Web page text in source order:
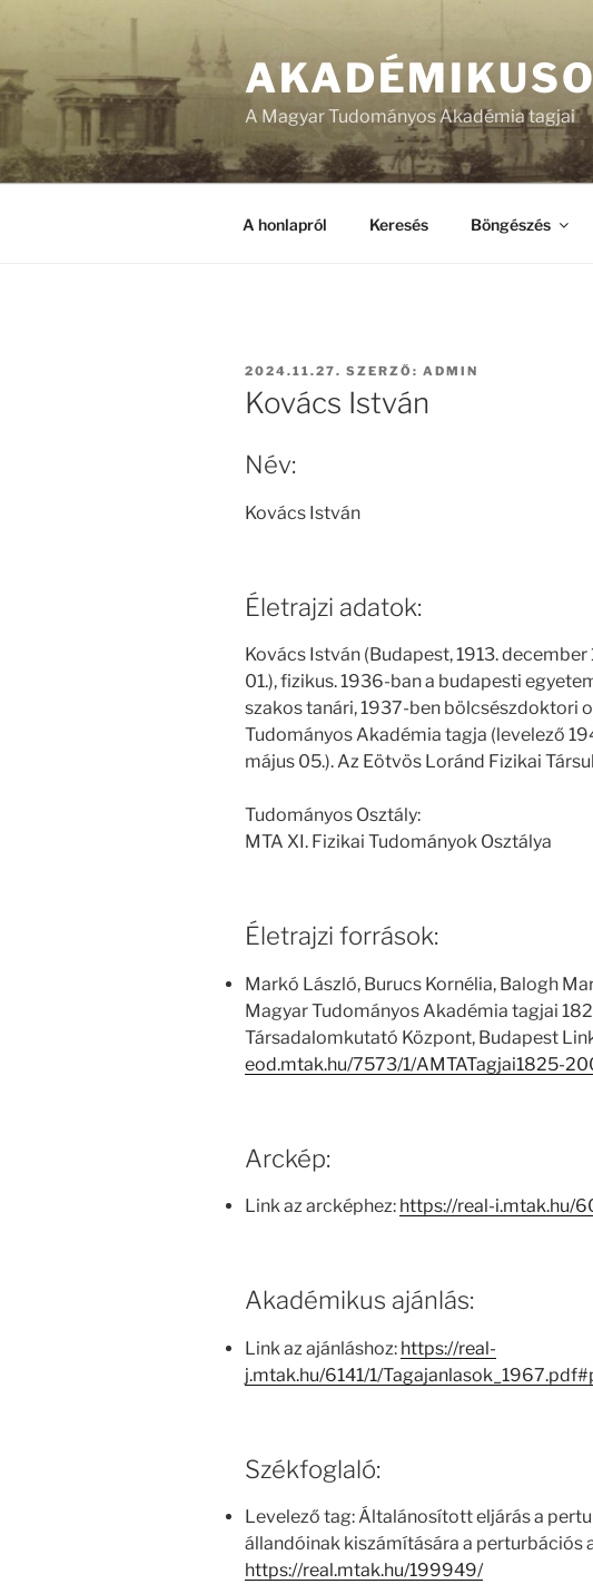
A Magyar Tudományos Akadémia tagjai
A honlapról Keresés Böngészés
BEKÜLDVE:
2024.11.27. SZERZŐ: ADMIN
Kovács István
Név:
Kovács István
Életrajzi adatok:
Kovács István (Budapest, 1913.
01.), fizikus. 1936-ban a budapesti
szakos tanári, 1937-ben bölcsészdoktori
Tudományos Akadémia tagja (levelező
május 05.). Az Eötvös Loránd Fizikai
Tudományos Osztály:
MTA XI. Fizikai Tudományok Osztálya
Életrajzi források:
Markó László, Burucs Kornélia, Balogh
Magyar Tudományos Akadémia tagjai
Társadalomkutató Központ, Budapest
eod.mtak.hu/7573/1/AMTATagjai1825-
Arckép:
Link az arcképhez: https://real-i.mtak.hu/
Akadémikus ajánlás:
Link az ajánláshoz: https://real-
j.mtak.hu/6141/1/
Székfoglaló:
Levelező tag: Általánosított eljárás a
állandóinak kiszámítására a perturbációs
https://real.mtak.hu/199949/